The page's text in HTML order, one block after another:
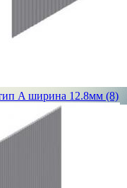
A ширина 12.8мм (8)